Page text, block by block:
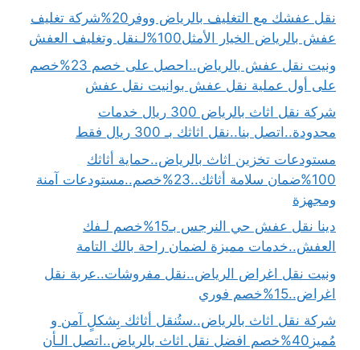
نقل عفشك مع التغليف بالرياض ووفر20%شركة تغليف
عفش بالرياض الخيار الأمثل100%لـنقل وتغليف العفش
ونيت نقل عفش بالرياض..احصل على خصم 23%خصم
على أول عملية نقل عفش بوانيت نقل عفش
شركة نقل اثاث بالرياض 300 ريال خدمات
محدودة..اتصل بنا..نقل اثاثك بـ 300 ريال فقط
مستودعات تخزين اثاث بالرياض..حماية أثاثك
100%ضمان سلامة أثاثك..23%خصم..مستودعات آمنة
ومجهزة
دينا نقل عفش حي النرجس بـ15%خصم لـفك
العفش..خدمات مميزة لضمان راحة بالك التامة
ونيت نقل اغراض الرياض..نقل مفروشات..عربة نقل
اغراض..15%خصم فوري
شركة نقل اثاث بالرياض..ستُنقل أثاثك بِشكلٍ آمن و
مُميز40%خصم افضل نقل اثاث بالرياض..اتصل الـأن